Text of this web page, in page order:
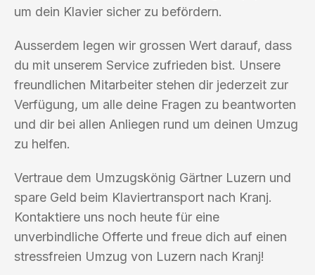
um dein Klavier sicher zu befördern.
Ausserdem legen wir grossen Wert darauf, dass
du mit unserem Service zufrieden bist. Unsere
freundlichen Mitarbeiter stehen dir jederzeit zur
Verfügung, um alle deine Fragen zu beantworten
und dir bei allen Anliegen rund um deinen Umzug
zu helfen.
Vertraue dem Umzugskönig Gärtner Luzern und
spare Geld beim Klaviertransport nach Kranj.
Kontaktiere uns noch heute für eine
unverbindliche Offerte und freue dich auf einen
stressfreien Umzug von Luzern nach Kranj!